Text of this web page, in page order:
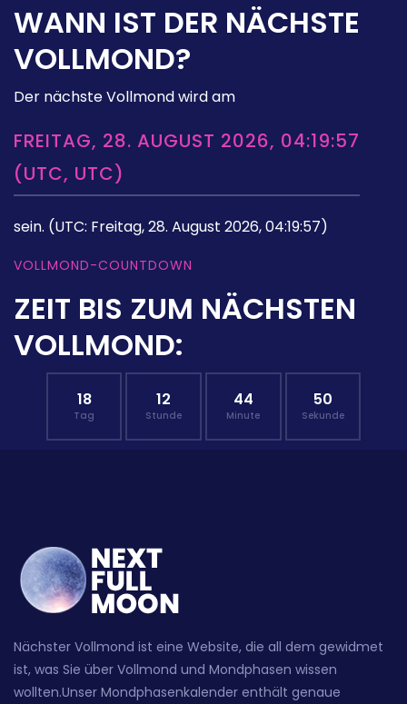
WANN IST DER NÄCHSTE
VOLLMOND?
Der nächste Vollmond wird am
FREITAG, 28. AUGUST 2026, 04:19:57
(UTC, UTC)
sein. (UTC: Freitag, 28. August 2026, 04:19:57)
VOLLMOND-COUNTDOWN
ZEIT BIS ZUM NÄCHSTEN
VOLLMOND:
18
Tag
12
Stunde
44
Minute
49
Sekunde
Nächster Vollmond ist eine Website, die all dem gewidmet
ist, was Sie über Vollmond und Mondphasen wissen
wollten.Unser Mondphasenkalender enthält genaue